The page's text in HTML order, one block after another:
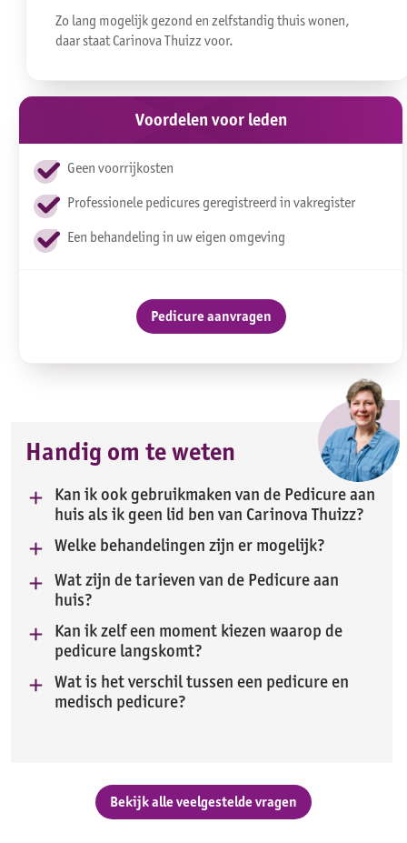
Zo lang mogelijk gezond en zelfstandig thuis wonen,
daar staat Carinova Thuizz voor.
Voordelen voor leden
Geen voorrijkosten
Professionele pedicures geregistreerd in vakregister
Een behandeling in uw eigen omgeving
Pedicure aanvragen
Handig om te weten
Kan ik ook gebruikmaken van de Pedicure aan
huis als ik geen lid ben van Carinova Thuizz?
Welke behandelingen zijn er mogelijk?
Wat zijn de tarieven van de Pedicure aan
huis?
Kan ik zelf een moment kiezen waarop de
pedicure langskomt?
Wat is het verschil tussen een pedicure en
medisch pedicure?
Bekijk alle veelgestelde vragen